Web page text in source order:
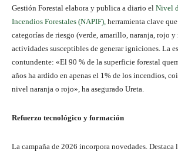
Gestión Forestal elabora y publica a diario el Nivel
Incendios Forestales (NAPIF), herramienta clave
categorías de riesgo (verde, amarillo, naranja, rojo
actividades susceptibles de generar igniciones. La
contundente: «El 90 % de la superficie forestal
años ha ardido en apenas el 1% de los incendios,
nivel naranja o rojo», ha asegurado Ureta.
Refuerzo tecnológico y formación
La campaña de 2026 incorpora novedades. Destaca